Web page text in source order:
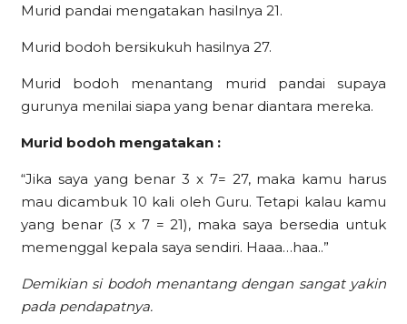
Murid pandai mengatakan hasilnya 21.
Murid bodoh bersikukuh hasilnya 27.
Murid bodoh menantang murid pandai supaya
gurunya menilai siapa yang benar diantara mereka.
Murid bodoh mengatakan :
“Jika saya yang benar 3 x 7= 27, maka kamu harus
mau dicambuk 10 kali oleh Guru. Tetapi kalau kamu
yang benar (3 x 7 = 21), maka saya bersedia untuk
memenggal kepala saya sendiri. Haaa…haa..”
Demikian si bodoh menantang dengan sangat yakin
pada pendapatnya.